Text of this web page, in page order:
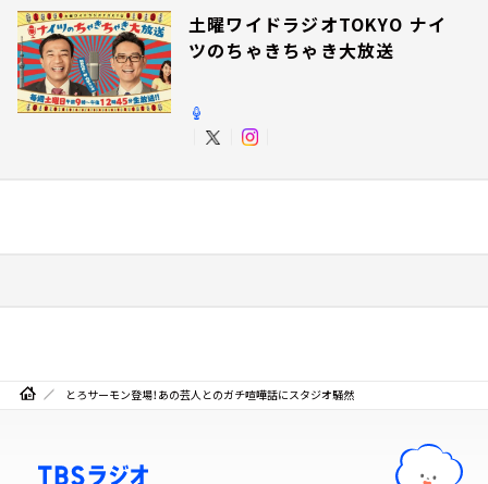
土曜ワイドラジオTOKYO ナイ
ツのちゃきちゃき大放送
とろサーモン登場！あの芸人とのガチ喧嘩話にスタジオ騒然